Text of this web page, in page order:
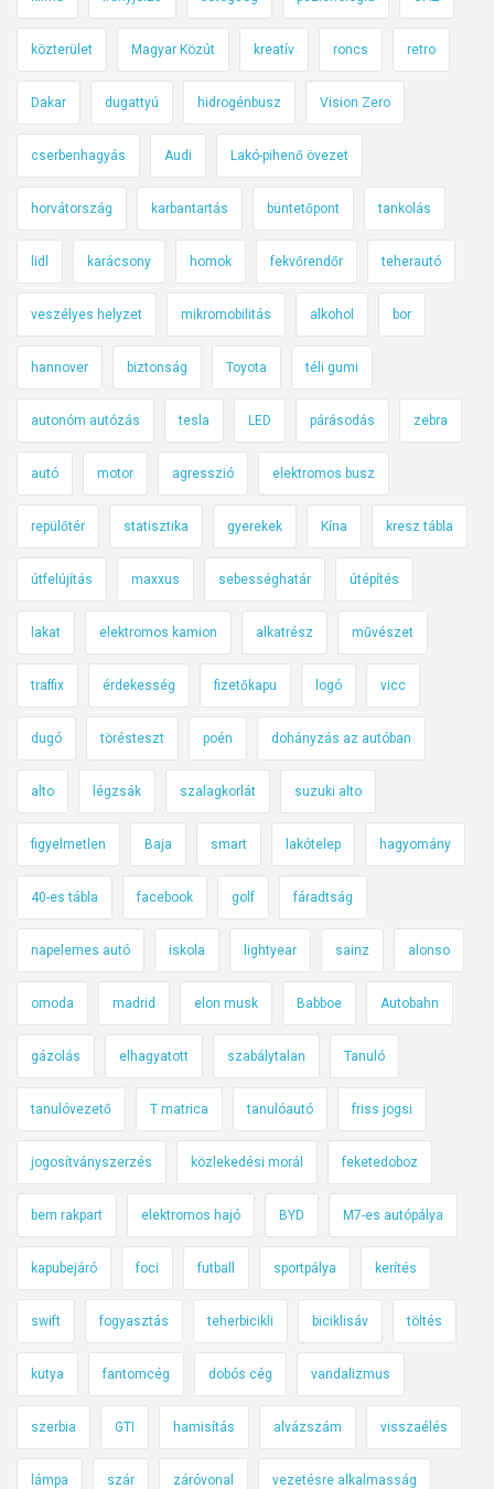
közterület Magyar Közút kreatív roncs retro
Dakar dugattyú hidrogénbusz Vision Zero
cserbenhagyás Audi Lakó-pihenő övezet
horvátország karbantartás büntetőpont tankolás
lidl karácsony homok fekvőrendőr teherautó
veszélyes helyzet mikromobilitás alkohol bor
hannover biztonság Toyota téli gumi
autonóm autózás tesla LED párásodás zebra
autó motor agresszió elektromos busz
repülőtér statisztika gyerekek Kína kresz tábla
útfelújítás maxxus sebességhatár útépítés
lakat elektromos kamion alkatrész művészet
traffix érdekesség fizetőkapu logó vicc
dugó törésteszt poén dohányzás az autóban
alto légzsák szalagkorlát suzuki alto
figyelmetlen Baja smart lakótelep hagyomány
40-es tábla facebook golf fáradtság
napelemes autó iskola lightyear sainz alonso
omoda madrid elon musk Babboe Autobahn
gázolás elhagyatott szabálytalan Tanuló
tanulóvezető T matrica tanulóautó friss jogsi
jogosítványszerzés közlekedési morál feketedoboz
bem rakpart elektromos hajó BYD M7-es autópálya
kapubejáró foci futball sportpálya kerítés
swift fogyasztás teherbicikli biciklisáv töltés
kutya fantomcég dobós cég vandalizmus
szerbia GTI hamisítás alvázszám visszaélés
lámpa szár záróvonal vezetésre alkalmasság